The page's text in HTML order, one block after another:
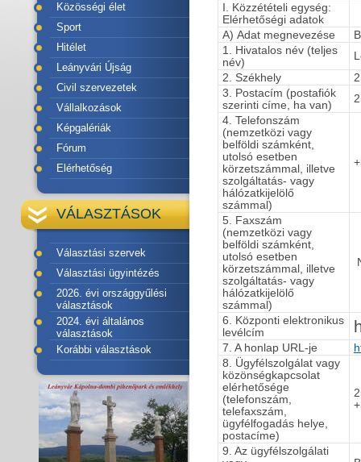
Közösségi élet
Sport
Hitélet
Leányvári Újság
Civil szervezetek
Vállalkozások
Képgalériák
Fórum
Elérhetőség
VÁLASZTÁSOK
Választási szervek
Választási ügyintézés
2026. évi országgyűlési
választások
2024. évi általános
választások
Korábbi választások
I. Közzétételi egység:
Elérhetőségi adatok
A) Adat megnevezése
1. Hivatalos név (teljes
név)
2. Székhely
3. Postacím (postafiók
szerinti címe, ha van)
4. Telefonszám
(nemzetközi vagy
belföldi számként,
utolsó esetben
körzetszámmal, illetve
szolgáltatás- vagy
hálózatkijelölő
számmal)
5. Faxszám
(nemzetközi vagy
belföldi számként,
utolsó esetben
körzetszámmal, illetve
szolgáltatás- vagy
hálózatkijelölő
számmal)
6. Központi elektronikus
levélcím
7. A honlap URL-je
8. Ügyfélszolgálat vagy
közönségkapcsolat
elérhetősége
(telefonszám,
telefaxszám,
ügyfélfogadás helye,
postacíme)
9. Az ügyfélszolgálati